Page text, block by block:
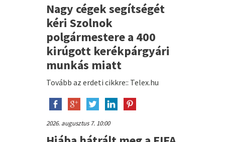
Nagy cégek segítségét
kéri Szolnok
polgármestere a 400
kirúgott kerékpárgyári
munkás miatt
Tovább az erdeti cikkre:: Telex.hu
2026. augusztus 7. 10:00